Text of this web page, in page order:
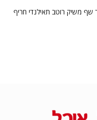
שף משיק רוטב תאילנדי חריף